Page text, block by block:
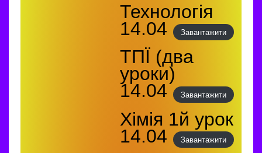
Технологія
14.04
Завантажити
ТПЇ (два
уроки)
14.04
Завантажити
Хімія 1й урок
14.04
Завантажити